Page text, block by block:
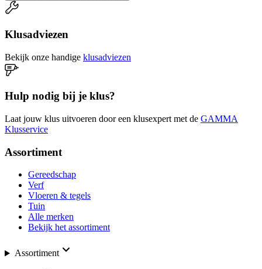
Klusadviezen
Bekijk onze handige klusadviezen
Hulp nodig bij je klus?
Laat jouw klus uitvoeren door een klusexpert met de GAMMA
Klusservice
Assortiment
Gereedschap
Verf
Vloeren & tegels
Tuin
Alle merken
Bekijk het assortiment
Assortiment